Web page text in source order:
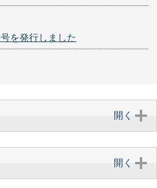
を発行しました
４月採用予定 四日市市職員の募
発表資料 令和9年度四日市市職
開く
開く